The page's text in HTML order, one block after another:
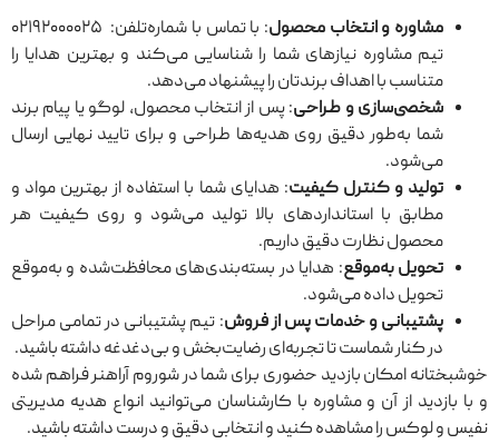
مشاوره و انتخاب محصول
: با تماس با شماره‌تلفن: ۰۲۱۹۲۰۰۰۰۲۵
تیم مشاوره نیازهای شما را شناسایی می‌کند و بهترین هدایا را
متناسب با اهداف برندتان را پیشنهاد می‌دهد.
شخصی‌سازی و طراحی: پس از انتخاب محصول، لوگو یا پیام برند
شما به‌طور دقیق روی هدیه‌ها طراحی و برای تایید نهایی ارسال
می‌شود.
تولید و کنترل کیفیت: هدایای شما با استفاده از بهترین مواد و
مطابق با استانداردهای بالا تولید می‌شود و روی کیفیت هر
محصول نظارت دقیق داریم.
تحویل به‌موقع: هدایا در بسته‌بندی‌های محافظت‌شده و به‌موقع
تحویل داده می‌شود.
پشتیبانی و خدمات پس از فروش: تیم پشتیبانی در تمامی مراحل
در کنار شماست تا تجربه‌ای رضایت‌بخش و بی‌دغدغه داشته باشید.
خوشبختانه امکان بازدید حضوری برای شما در شوروم آراهنر فراهم شده
و با بازدید از آن و مشاوره با کارشناسان می‌توانید انواع هدیه مدیریتی
نفیس و لوکس را مشاهده کنید و انتخابی دقیق و درست داشته باشید.